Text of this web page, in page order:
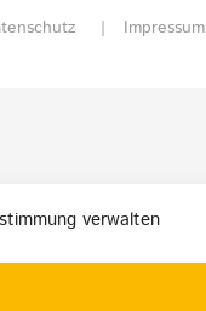
verwalten
| Impressum